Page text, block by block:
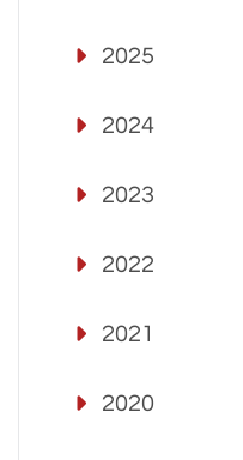
2025
2024
2023
2022
2021
2020